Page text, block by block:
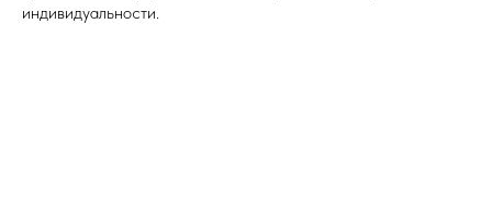
индивидуальности.